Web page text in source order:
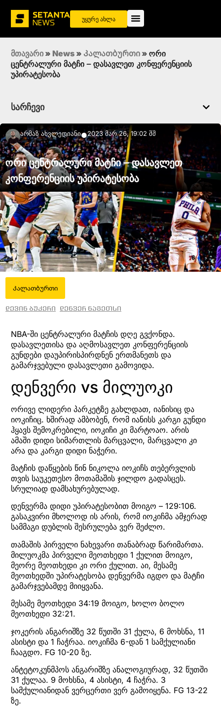
უყურე ახლა
მთავარი » News » Კალათბურთი » ორი
ცენტრალური მატჩი – დასავლეთ კონფერენციის
უპირატესობა
სარჩევი
Არმაზ Ახვლედიანი●2023 მარ 26, 19:02 შშ
ორი ცენტრალური მატჩი – დასავლეთ
კონფერენციის უპირატესობა
Კალათბურთი
დევინ ბუკერი დენვერ ნაგეთსი
NBA-ში ცენტრალური მატჩის დღე გვქონდა.
დასავლეთისა და აღმოსავლეთ კონფერენციის
გუნდები დაუპირისპირდნენ ერთმანეთს და
გამარჯვებული დასავლეთი გამოვიდა.
დენვერი vs მილუოკი
ორივე ლიდერი პარკეტზე გახლდათ, იანისიც და
იოკიჩიც. ხშირად ამბობენ, რომ იანისს კარგი გუნდი
ჰყავს შემოკრებილი, იოკიჩი კი მარტოაო. არის
ამაში დიდი სიმართლის მარცვალი, მარცვალი კი
არა და კარგი დიდი ნაჭერი.
მატჩის დაწყების წინ ნიკოლა იოკიჩს თებერვლის
თვის საუკეთესო მოთამაშის ჯილდო გადასცეს.
სრულიად დამსახურებულად.
დენვერმა დიდი უპირატესობით მოიგო – 129:106.
გასაკვირი მხოლოდ ის არის, რომ იოკიჩმა ამჯერად
სამმაგი დუბლის შესრულება ვერ შეძლო.
თამაშის პირველი ნახევარი თანაბრად წარიმართა.
მილუოკმა პირველი მეოთხედი 1 ქულით მოიგო,
მეორე მეოთხედი კი ორი ქულით. აი, მესამე
მეოთხედში უპირატესობა დენვერმა იგდო და მატჩი
გამარჯვებამდე მიიყვანა.
მესამე მეოთხედი 34:19 მოიგო, ხოლო ბოლო
მეოთხედი 32:21.
ჯოკერის ანგარიშზე 32 წუთში 31 ქულა, 6 მოხსნა, 11
ასისტი და 1 ჩაჭრაა. იოკიჩმა 6-დან 1 სამქულიანი
ჩააგდო. FG 10-20 ზე.
ანტეტოკუნმპოს ანგარიშზე ანალოგიურად, 32 წუთში
31 ქულაა. 9 მოხსნა, 4 ასისტი, 4 ჩაჭრა. 3
სამქულიანიდან ვერცერთი ვერ გამოიყენა. FG 13-22
ზე.